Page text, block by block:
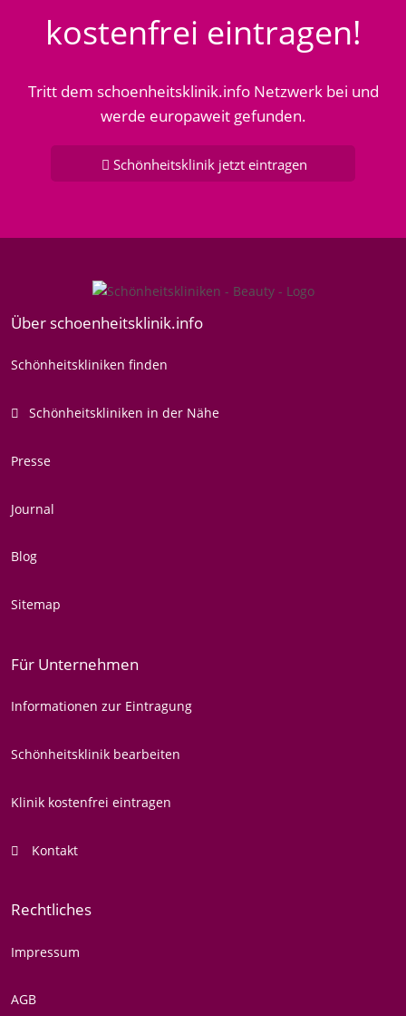
kostenfrei eintragen!
Tritt dem schoenheitsklinik.info Netzwerk bei und
werde europaweit gefunden.
Schönheitsklinik jetzt eintragen
Über schoenheitsklinik.info
Schönheitskliniken finden
Schönheitskliniken in der Nähe
Presse
Journal
Blog
Sitemap
Für Unternehmen
Informationen zur Eintragung
Schönheitsklinik bearbeiten
Klinik kostenfrei eintragen
Kontakt
Rechtliches
Impressum
AGB